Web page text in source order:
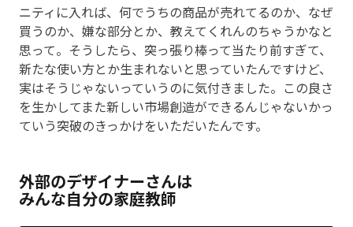
ニティに入れば、何でうちの商品が売れてるのか、なぜ
買うのか、嫌な部分とか、教えてくれんのちゃうかなと
思って。そうしたら、突っ張り棒って当たり前すぎて、
新たな使い方とか生まれないと思っていたんですけど、
実はそうじゃないっていうのに気付きました。この良さ
を生かしてまた新しい市場創造ができるんじゃないかっ
ていう突破のきっかけをいただいたんです。
外部のデザイナーさんは
みんな自分の家庭教師